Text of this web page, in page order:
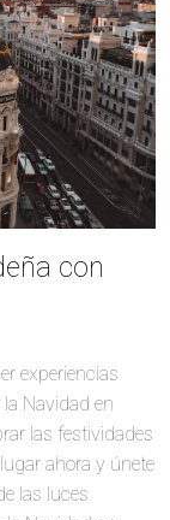
con
experiencias
Navidad en
las festividades
ahora y únete
las luces